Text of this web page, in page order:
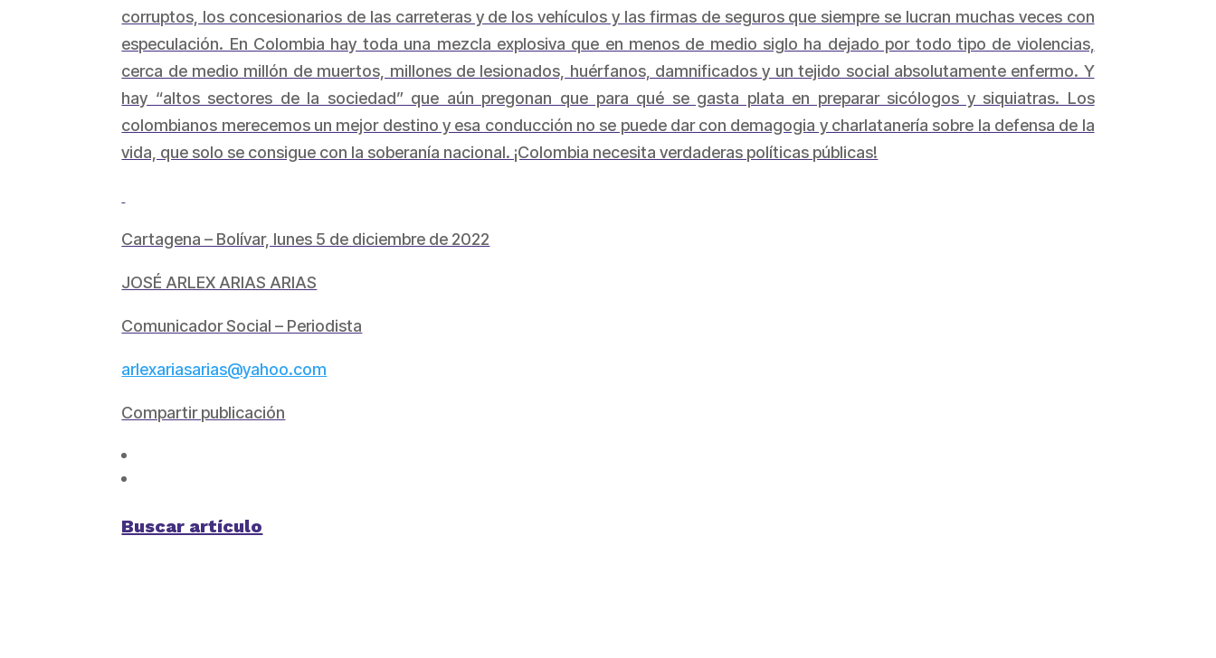
corruptos, los concesionarios de las carreteras y de los vehículos y las firmas de seguros que siempre se lucran muchas veces con
especulación. En Colombia hay toda una mezcla explosiva que en menos de medio siglo ha dejado por todo tipo de violencias,
cerca de medio millón de muertos, millones de lesionados, huérfanos, damnificados y un tejido social absolutamente enfermo. Y
hay “altos sectores de la sociedad” que aún pregonan que para qué se gasta plata en preparar sicólogos y siquiatras. Los
colombianos merecemos un mejor destino y esa conducción no se puede dar con demagogia y charlatanería sobre la defensa de la
vida, que solo se consigue con la soberanía nacional. ¡Colombia necesita verdaderas políticas públicas!
Cartagena – Bolívar, lunes 5 de diciembre de 2022
JOSÉ ARLEX ARIAS ARIAS
Comunicador Social – Periodista
arlexariasarias@yahoo.com
Compartir publicación
Buscar artículo